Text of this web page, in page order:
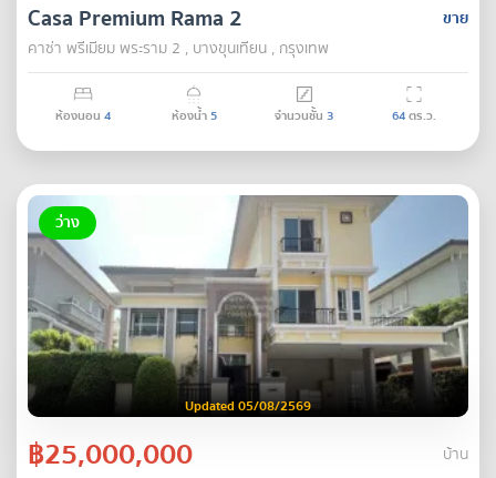
ขาย
Casa Premium Rama 2
คาซ่า พรีเมียม พระราม 2 , บางขุนเทียน , กรุงเทพ
ห้องนอน 4 ห้องน้ำ5 จำนวนชั้น 3 64ตร.ว.
ว่าง
Updated 05/08/2569
฿25,000,000 บ้าน